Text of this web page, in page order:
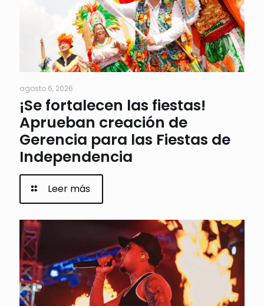
agosto 6, 2026
¡Se fortalecen las fiestas!
Aprueban creación de
Gerencia para las Fiestas de
Independencia
Leer más